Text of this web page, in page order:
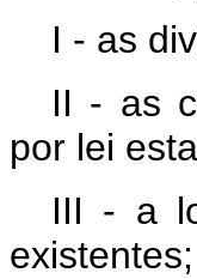
I - as
II - as
por lei
III - a
existentes;